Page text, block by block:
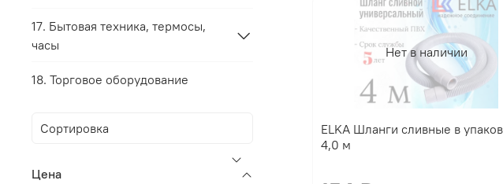
Нет в наличии
ELKA Шланги сливные в упаковке
4,0 м
17. Бытовая техника, термосы,
часы
18. Торговое оборудование
Цена